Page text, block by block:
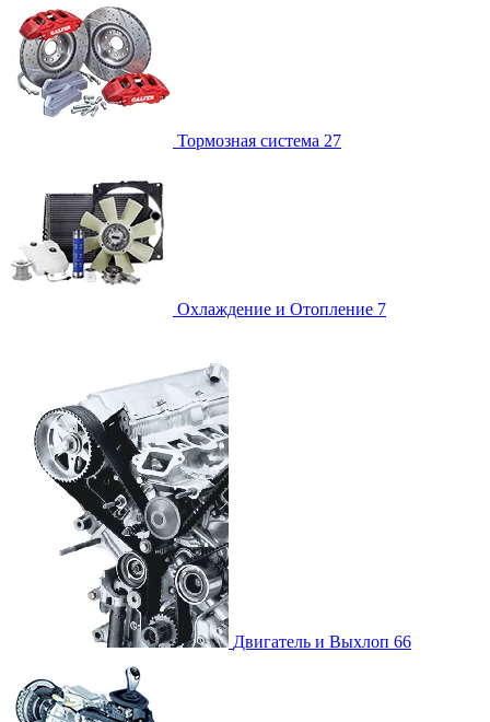
Тормозная система 27
Охлаждение и Отопление 7
Двигатель и Выхлоп 66